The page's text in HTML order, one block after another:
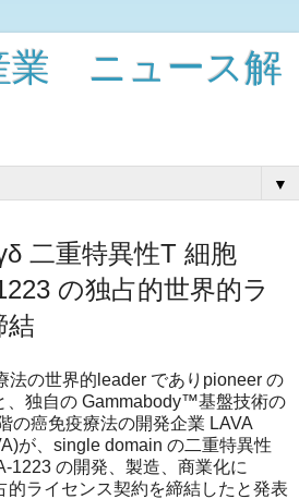
業 ニュース解
▼
二重特異性T 細胞
の独占的世界的ラ
結
法の世界的leader でありpioneer の
、独自の Gammabody™基盤技術の
の癌免疫療法の開発企業 LAVA
が、single domain の二重特異性
1223 の開発、製造、商業化に
的ライセンス契約を締結したと発表